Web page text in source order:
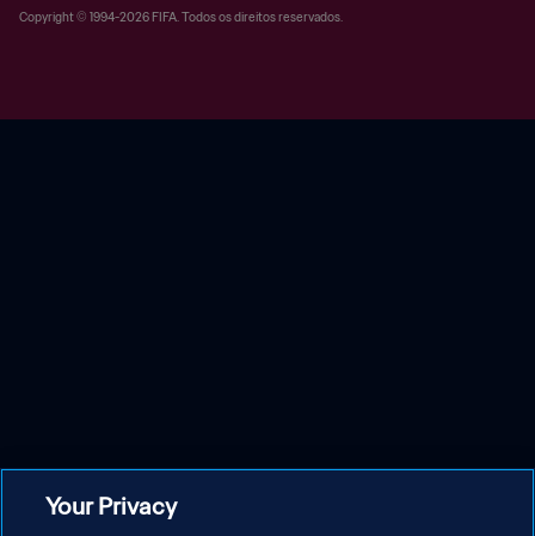
Copyright © 1994-2026 FIFA. Todos os direitos reservados.
Your Privacy